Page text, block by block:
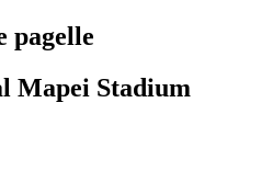
pagelle
Mapei Stadium